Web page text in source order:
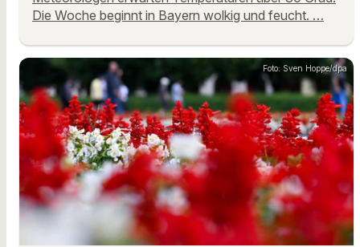
Die Woche beginnt in Bayern wolkig und feucht. …
Foto: Sven Hoppe/dpa